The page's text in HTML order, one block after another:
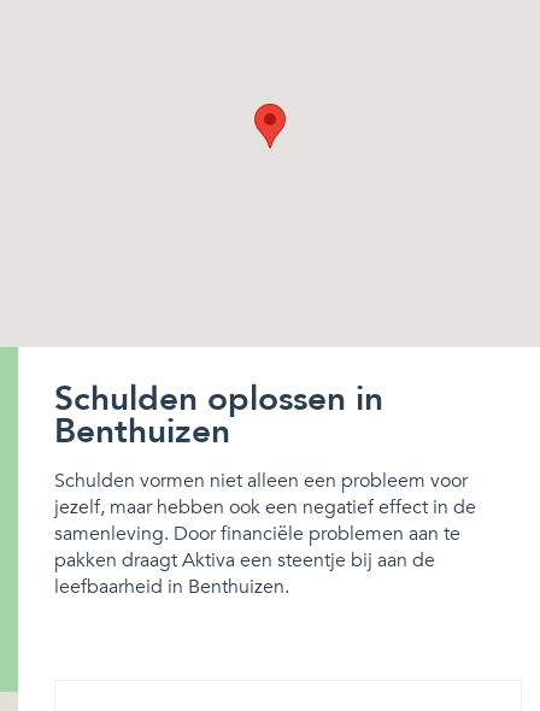
Schulden oplossen in
Benthuizen
Schulden vormen niet alleen een probleem voor
jezelf, maar hebben ook een negatief effect in de
samenleving. Door financiële problemen aan te
pakken draagt Aktiva een steentje bij aan de
leefbaarheid in Benthuizen.